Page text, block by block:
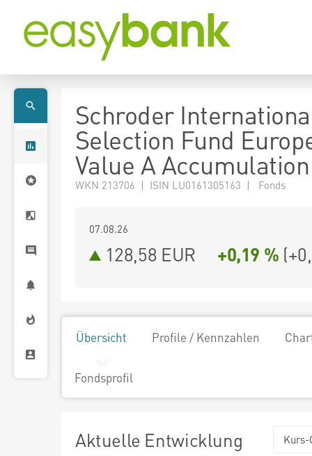
Schroder
Selection Fund
Value A
WKN 213706 | ISIN LU0161305163 | Fonds
07.08.26
128,58 EUR +0,19 % (
Übersicht Profile / Kennzahlen
Fondsprofil
Aktuelle Entwicklung Kurs-